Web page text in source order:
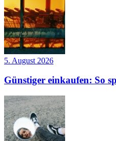
5. August 2026
Günstiger einkaufen: So